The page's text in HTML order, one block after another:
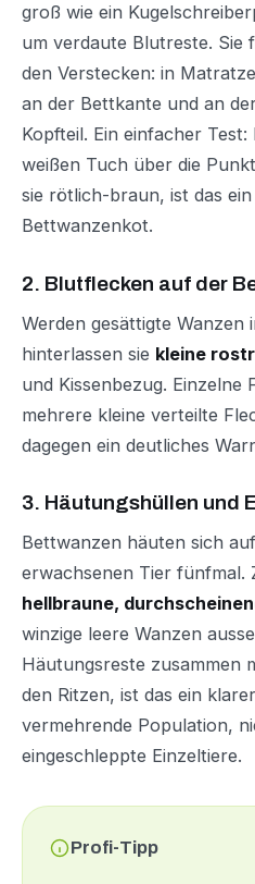
groß wie ein
um verdaute Blutreste. Sie
den Verstecken: in
an der Bettkante und an
Kopfteil. Ein einfacher
weißen Tuch über die
sie rötlich-braun, ist das
Bettwanzenkot.
2. Blutflecken auf der
Werden gesättigte
hinterlassen sie kleine
und Kissenbezug. Einzelne
mehrere kleine verteilte
dagegen ein deutliches
3. Häutungshüllen und
Bettwanzen häuten sich
erwachsenen Tier fünfmal.
hellbraune,
winzige leere Wanzen
Häutungsreste zusammen
den Ritzen, ist das ein
vermehrende Population,
eingeschleppte Einzeltiere.
Profi-Tipp